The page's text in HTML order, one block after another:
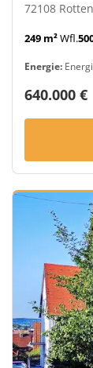
72108
249 m²Wfl.
Energie:
640.000 €